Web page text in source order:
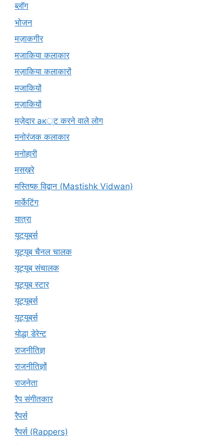
ब्लॉग
भोजन
मज़ाकगीर
मजाकिया कलाकार
मज़ाकिया कलाकारों
मजाकियों
मज़ाकियों
मज़ेदार ак्ट करने वाले लोग
मनोरंजक कलाकार
मनोहारी
मसख़रे
मस्तिष्क विद्वान (Mastishk Vidwan)
मार्केटिंग
यात्रा
यूटयूबर्स
यूट्यूब चैनल चालक
यूट्यूब संचालक
यूट्यूब स्टार
यूट्यूबर्स
यूट्‍यूबर्स
योद्धा डेरेन्ट
राजनीतिज्ञ
राजनीतिज्ञों
राजनेता
रैप संगीतकार
रैपर्स
रैपर्स (Rappers)